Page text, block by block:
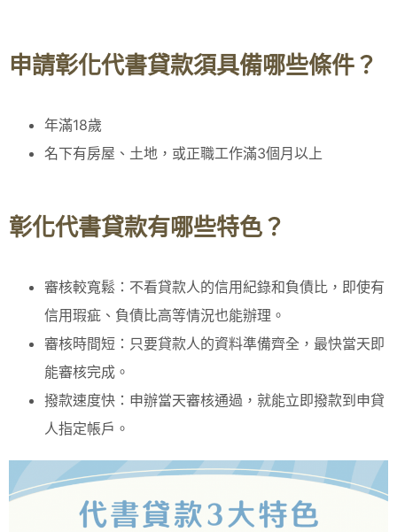
申請彰化代書貸款須具備哪些條件？
年滿18歲
名下有房屋、土地，或正職工作滿3個月以上
彰化代書貸款有哪些特色？
審核較寬鬆：不看貸款人的信用紀錄和負債比，即使有
信用瑕疵、負債比高等情況也能辦理。
審核時間短：只要貸款人的資料準備齊全，最快當天即
能審核完成。
撥款速度快：申辦當天審核通過，就能立即撥款到申貸
人指定帳戶。